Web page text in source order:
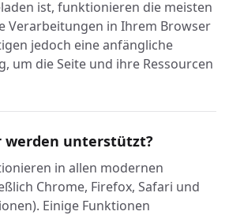
ist, funktionieren die meisten
Verarbeitungen in Ihrem Browser
jedoch eine anfängliche
um die Seite und ihre Ressourcen
werden unterstützt?
in allen modernen
Chrome, Firefox, Safari und
Einige Funktionen